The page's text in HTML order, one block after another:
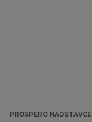
PROSPERO NADSTAVCE